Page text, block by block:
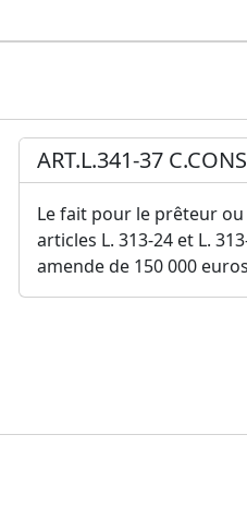
ART.L.341-37
Le fait pour le prêteur
articles L. 313-24 et L.
amende de 150 000